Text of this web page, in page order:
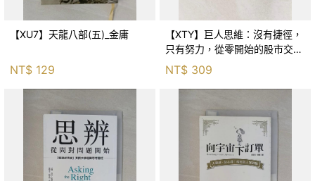
【XU7】天龍八部(五)_金庸
NT$ 129
【XTY】巨人思維：沒有捷徑，
只有努力，從零開始的股市交易
員_巨人傑
NT$ 309